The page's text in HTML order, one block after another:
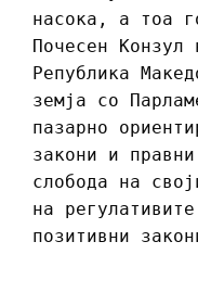
насока, а тоа
Почесен Конзул
Република
земја со
пазарно
закони и
слобода на
на